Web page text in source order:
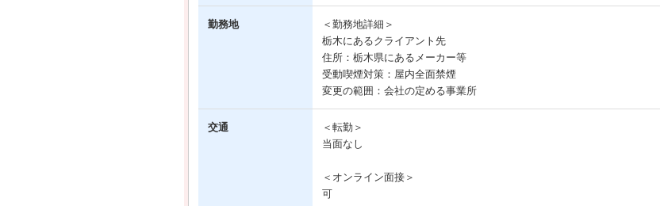
勤務地
＜勤務地詳細＞
栃木にあるクライアント先
住所：栃木県にあるメーカー等
受動喫煙対策：屋内全面禁煙
変更の範囲：会社の定める事業所
交通
＜転勤＞
当面なし
＜オンライン面接＞
可